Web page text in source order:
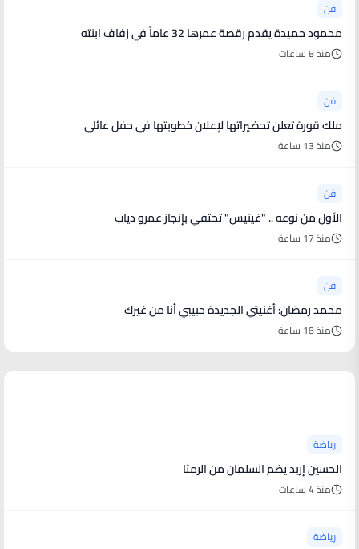
فن
محمود حميدة يقدم رقصة عمرها 32 عاماً في زفاف ابنته
منذ 8 ساعات
فن
ملك قورة تعلن تحضيراتها لإعلان خطوبتها في حفل عائلي
منذ 13 ساعة
فن
الأول من نوعه .. "غينيس" تحتفي بإنجاز عمرو دياب
منذ 17 ساعة
فن
محمد رمضان: أغنيتي الجديدة حبيبي أنا من غيرك
منذ 18 ساعة
رياضة
الحسين إربد يضم السلمان من الرمثا
منذ 4 ساعات
رياضة